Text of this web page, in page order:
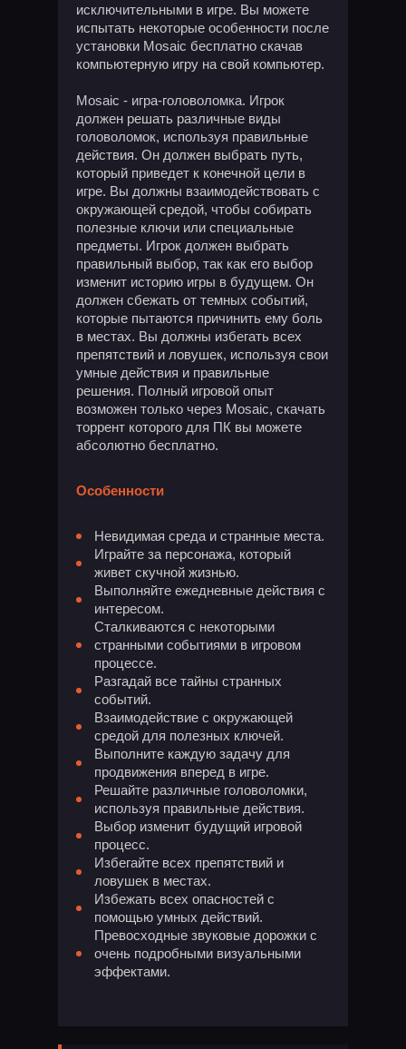
исключительными в игре. Вы можете
испытать некоторые особенности после
установки Mosaic бесплатно скачав
компьютерную игру на свой компьютер.
Mosaic - игра-головоломка. Игрок
должен решать различные виды
головоломок, используя правильные
действия. Он должен выбрать путь,
который приведет к конечной цели в
игре. Вы должны взаимодействовать с
окружающей средой, чтобы собирать
полезные ключи или специальные
предметы. Игрок должен выбрать
правильный выбор, так как его выбор
изменит историю игры в будущем. Он
должен сбежать от темных событий,
которые пытаются причинить ему боль
в местах. Вы должны избегать всех
препятствий и ловушек, используя свои
умные действия и правильные
решения. Полный игровой опыт
возможен только через Mosaic, скачать
торрент которого для ПК вы можете
абсолютно бесплатно.
Особенности
Невидимая среда и странные места.
Играйте за персонажа, который
живет скучной жизнью.
Выполняйте ежедневные действия с
интересом.
Сталкиваются с некоторыми
странными событиями в игровом
процессе.
Разгадай все тайны странных
событий.
Взаимодействие с окружающей
средой для полезных ключей.
Выполните каждую задачу для
продвижения вперед в игре.
Решайте различные головоломки,
используя правильные действия.
Выбор изменит будущий игровой
процесс.
Избегайте всех препятствий и
ловушек в местах.
Избежать всех опасностей с
помощью умных действий.
Превосходные звуковые дорожки с
очень подробными визуальными
эффектами.